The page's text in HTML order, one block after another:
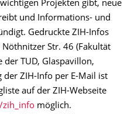
Projekten gibt, neue
und Informations- und
Gedruckte ZIH-Infos
Nöthnitzer Str. 46 (Fakultät
TUD, Glaspavillon,
der ZIH-Info per E-Mail ist
auf der ZIH-Webseite
möglich.